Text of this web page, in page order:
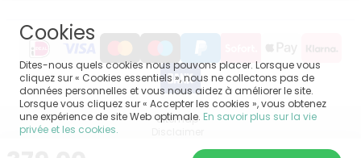
Sitemap
Cookies
Dites-nous quels cookies nous pouvons placer. Lorsque vous
cliquez sur « Cookies essentiels », nous ne collectons pas de
données personnelles et vous nous aidez à améliorer le site.
Lorsque vous cliquez sur « Accepter les cookies », vous obtenez
une expérience de site Web optimale. En savoir plus sur la vie
privée et les cookies.